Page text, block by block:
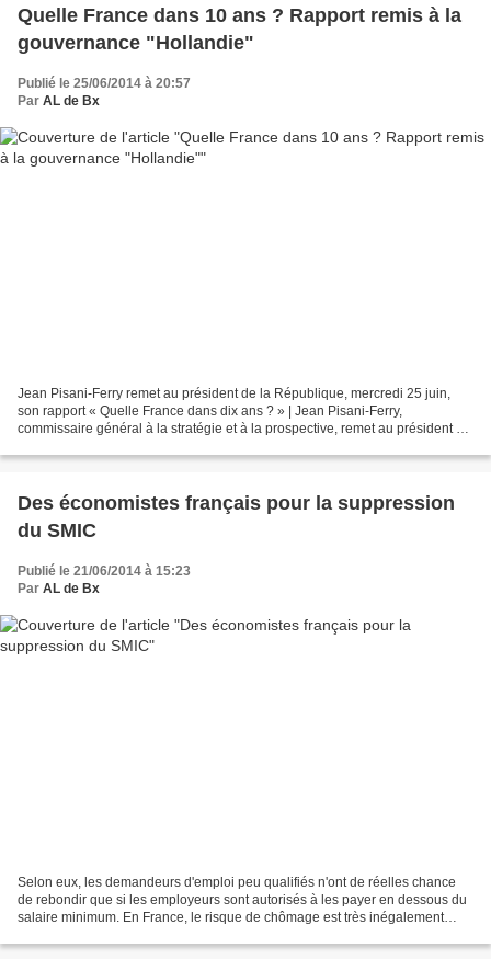
Quelle France dans 10 ans ? Rapport remis à la
gouvernance "Hollandie"
Publié le 25/06/2014 à 20:57
Par AL de Bx
Jean Pisani-Ferry remet au président de la République, mercredi 25 juin,
son rapport « Quelle France dans dix ans ? » | Jean Pisani-Ferry,
commissaire général à la stratégie et à la prospective, remet au président de
Des économistes français pour la suppression
du SMIC
Publié le 21/06/2014 à 15:23
Par AL de Bx
Selon eux, les demandeurs d'emploi peu qualifiés n'ont de réelles chance
de rebondir que si les employeurs sont autorisés à les payer en dessous du
salaire minimum. En France, le risque de chômage est très inégalement